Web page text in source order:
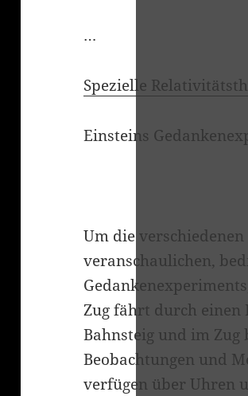
…
Spezielle
Einsteins
Um die
veranschaulichen,
Zug fährt durch einen
Bahnsteig und im Zug
Beobachtungen und
verfügen über Uhren